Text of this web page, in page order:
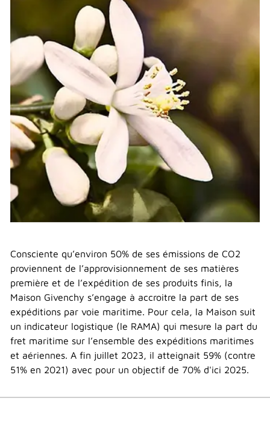
Consciente qu’environ 50% de ses émissions de CO2
proviennent de l’approvisionnement de ses matières
première et de l’expédition de ses produits finis, la
Maison Givenchy s’engage à accroitre la part de ses
expéditions par voie maritime. Pour cela, la Maison suit
un indicateur logistique (le RAMA) qui mesure la part du
fret maritime sur l’ensemble des expéditions maritimes
et aériennes. A fin juillet 2023, il atteignait 59% (contre
51% en 2021) avec pour un objectif de 70% d'ici 2025.